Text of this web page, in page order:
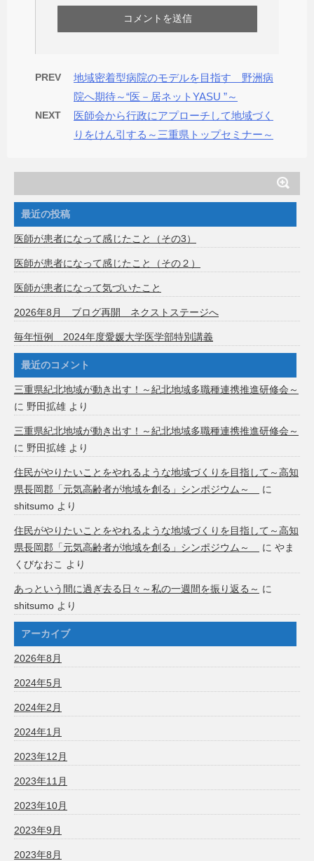
PREV
地域密着型病院のモデルを目指す 野洲病
院へ期待～“医－居ネットYASU ”～
NEXT
医師会から行政にアプローチして地域づく
りをけん引する～三重県トップセミナー～
最近の投稿
医師が患者になって感じたこと（その3）
医師が患者になって感じたこと（その２）
医師が患者になって気づいたこと
2026年8月 ブログ再開 ネクストステージへ
毎年恒例 2024年度愛媛大学医学部特別講義
最近のコメント
三重県紀北地域が動き出す！～紀北地域多職種連携推進研修会～
に 野田拡雄 より
三重県紀北地域が動き出す！～紀北地域多職種連携推進研修会～
に 野田拡雄 より
住民がやりたいことをやれるような地域づくりを目指して～高知
県長岡郡「元気高齢者が地域を創る」シンポジウム～
に
shitsumo より
住民がやりたいことをやれるような地域づくりを目指して～高知
県長岡郡「元気高齢者が地域を創る」シンポジウム～
に やま
くびなおこ
より
あっという間に過ぎ去る日々～私の一週間を振り返る～ に
shitsumo より
アーカイブ
2026年8月
2024年5月
2024年2月
2024年1月
2023年12月
2023年11月
2023年10月
2023年9月
2023年8月